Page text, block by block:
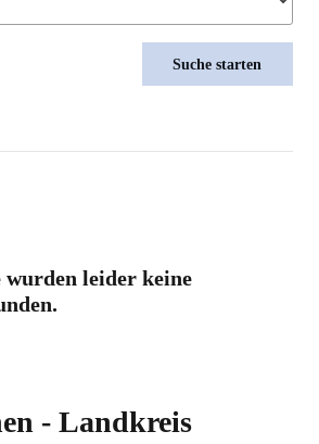
leider keine
- Landkreis